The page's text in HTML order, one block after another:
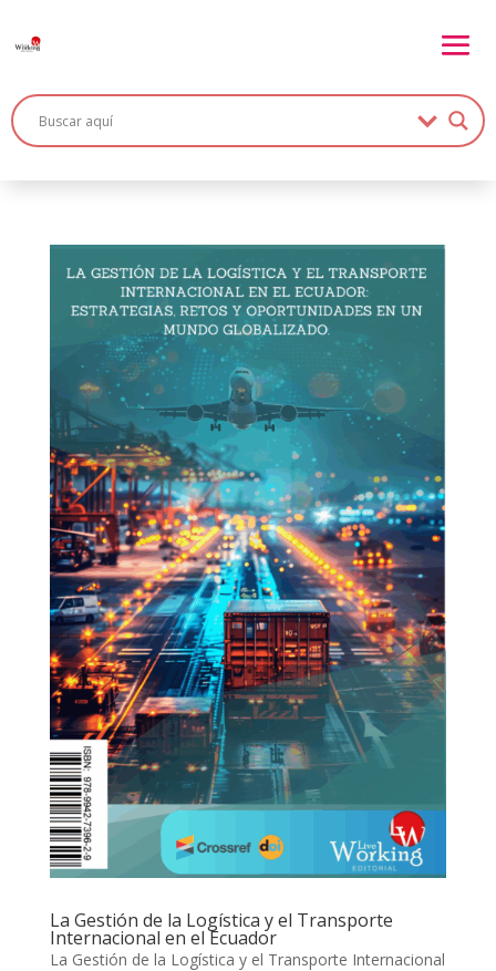
La Gestión de la Logística y el Transporte
Internacional en el Ecuador
La Gestión de la Logística y el Transporte Internacional